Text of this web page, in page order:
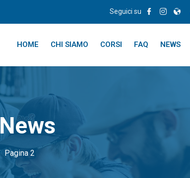
Seguici su
HOME CHI SIAMO CORSI FAQ NEWS
News
Pagina 2